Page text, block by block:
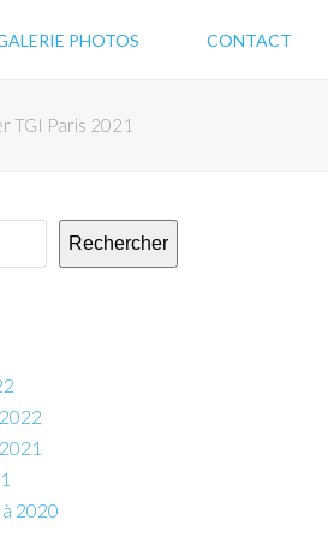
PHOTOS CONTACT
TGI Paris 2021
Rechercher
2020